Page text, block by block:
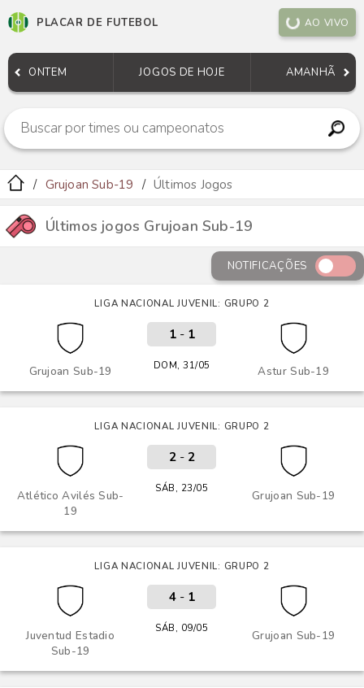
PLACAR DE FUTEBOL AO VIVO
ONTEM JOGOS DE HOJE AMANHÃ
Grujoan Sub-19 Últimos Jogos
Últimos jogos Grujoan Sub-19
NOTIFICAÇÕES
LIGA NACIONAL JUVENIL: GRUPO 2
Grujoan Sub-19 Astur Sub-19
1- 1
DOM, 31/05
LIGA NACIONAL JUVENIL: GRUPO 2
Atlético Avilés Sub-
19
Grujoan Sub-19
2- 2
SÁB, 23/05
LIGA NACIONAL JUVENIL: GRUPO 2
Juventud Estadio
Sub-19
Grujoan Sub-19
4- 1
SÁB, 09/05